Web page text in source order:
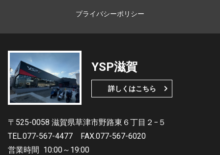
プライバシーポリシー
YSP滋賀
詳しくはこちら
〒525-0058 滋賀県草津市野路東６丁目２−５
TEL.077-567-4477
FAX.077-567-6020
営業時間 10:00～19:00